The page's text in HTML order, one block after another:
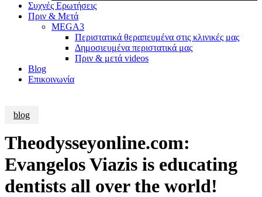
Συχνές Ερωτήσεις
Πριν & Μετά
MEGA3
Περιστατικά θεραπευμένα στις κλινικές μας
Δημοσιευμένα περιστατικά μας
Πριν & μετά videos
Blog
Επικοινωνία
blog
Theodysseyonline.com:
Evangelos Viazis is educating
dentists all over the world!